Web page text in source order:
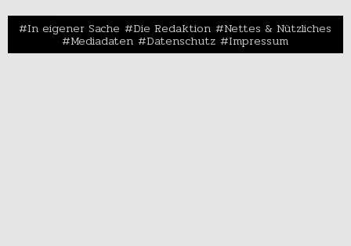
In eigener Sache Die Redaktion Nettes & Nützliches
Mediadaten Datenschutz Impressum